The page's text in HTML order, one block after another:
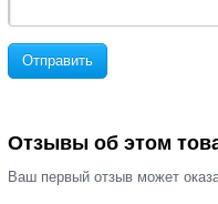
Отправить
Отзывы об этом
Ваш первый отзыв может